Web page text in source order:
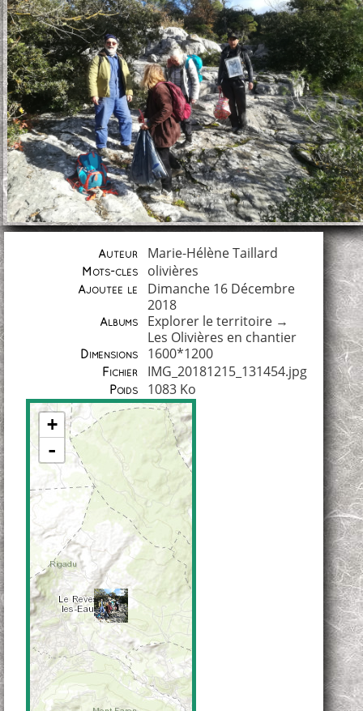
Auteur Marie-Hélène Taillard
Mots-clés olivières
Ajoutée le
Dimanche 16 Décembre
2018
Albums Explorer le territoire→
Les Olivières en chantier
Dimensions 1600*1200
Fichier IMG_20181215_131454.jpg
Poids 1083 Ko
+
-